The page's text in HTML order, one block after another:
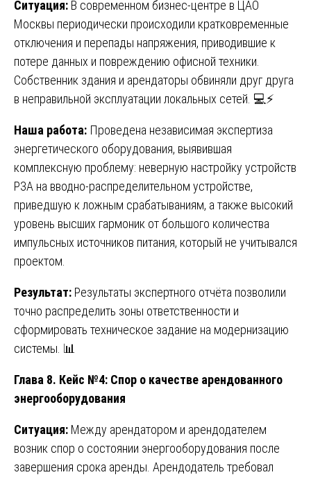
Ситуация: В современном бизнес-центре в ЦАО
Москвы периодически происходили кратковременные
отключения и перепады напряжения, приводившие к
потере данных и повреждению офисной техники.
Собственник здания и арендаторы обвиняли друг друга
в неправильной эксплуатации локальных сетей. 💻⚡
Наша работа: Проведена независимая экспертиза
энергетического оборудования, выявившая
комплексную проблему: неверную настройку устройств
РЗА на вводно-распределительном устройстве,
приведшую к ложным срабатываниям, а также высокий
уровень высших гармоник от большого количества
импульсных источников питания, который не учитывался
проектом.
Результат: Результаты экспертного отчёта позволили
точно распределить зоны ответственности и
сформировать техническое задание на модернизацию
системы. 📊
Глава 8. Кейс №4: Спор о качестве арендованного
энергооборудования
Ситуация: Между арендатором и арендодателем
возник спор о состоянии энергооборудования после
завершения срока аренды. Арендодатель требовал